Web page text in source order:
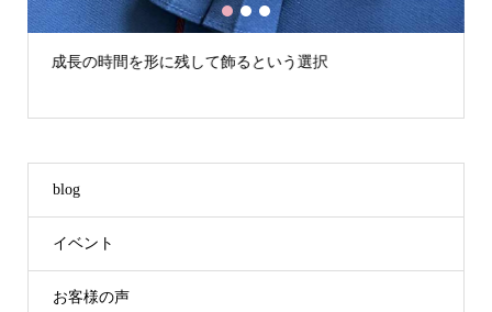
成長の時間を形に残して飾るという選択
1 2 3
blog
イベント
お客様の声